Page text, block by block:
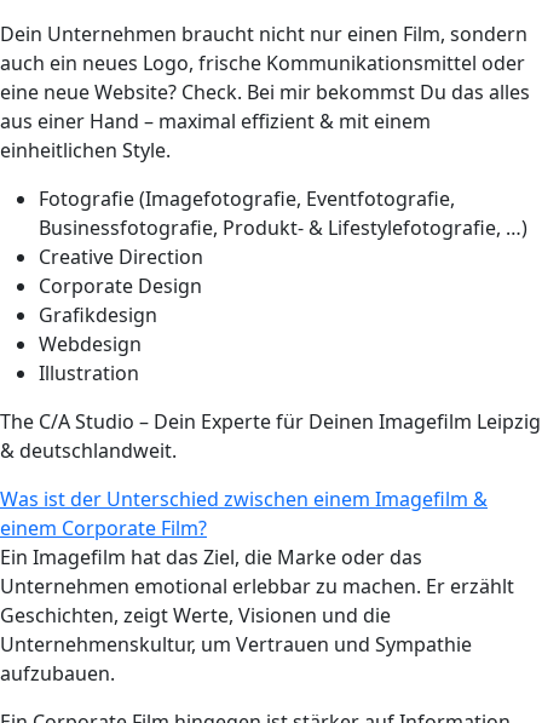
Dein Unternehmen braucht nicht nur einen Film, sondern
auch ein neues Logo, frische Kommunikationsmittel oder
eine neue Website? Check. Bei mir bekommst Du das alles
aus einer Hand – maximal effizient & mit einem
einheitlichen Style.
Fotografie (Imagefotografie, Eventfotografie,
Businessfotografie, Produkt- & Lifestylefotografie, …)
Creative Direction
Corporate Design
Grafikdesign
Webdesign
Illustration
The C/A Studio – Dein Experte für Deinen Imagefilm Leipzig
& deutschlandweit.
Was ist der Unterschied zwischen einem Imagefilm &
einem Corporate Film?
Ein Imagefilm hat das Ziel, die Marke oder das
Unternehmen emotional erlebbar zu machen. Er erzählt
Geschichten, zeigt Werte, Visionen und die
Unternehmenskultur, um Vertrauen und Sympathie
aufzubauen.